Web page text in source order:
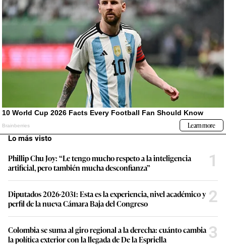
Lo más visto
Phillip Chu Joy: “Le tengo mucho respeto a la inteligencia
artificial, pero también mucha desconfianza”
1
Diputados 2026-2031: Esta es la experiencia, nivel académico y
perfil de la nueva Cámara Baja del Congreso
2
Colombia se suma al giro regional a la derecha: cuánto cambia
la política exterior con la llegada de De la Espriella
3